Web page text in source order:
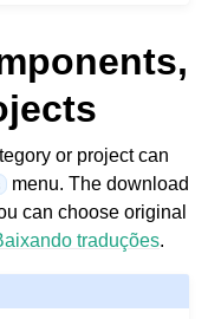
or project can
menu. The download
can choose original
traduções.